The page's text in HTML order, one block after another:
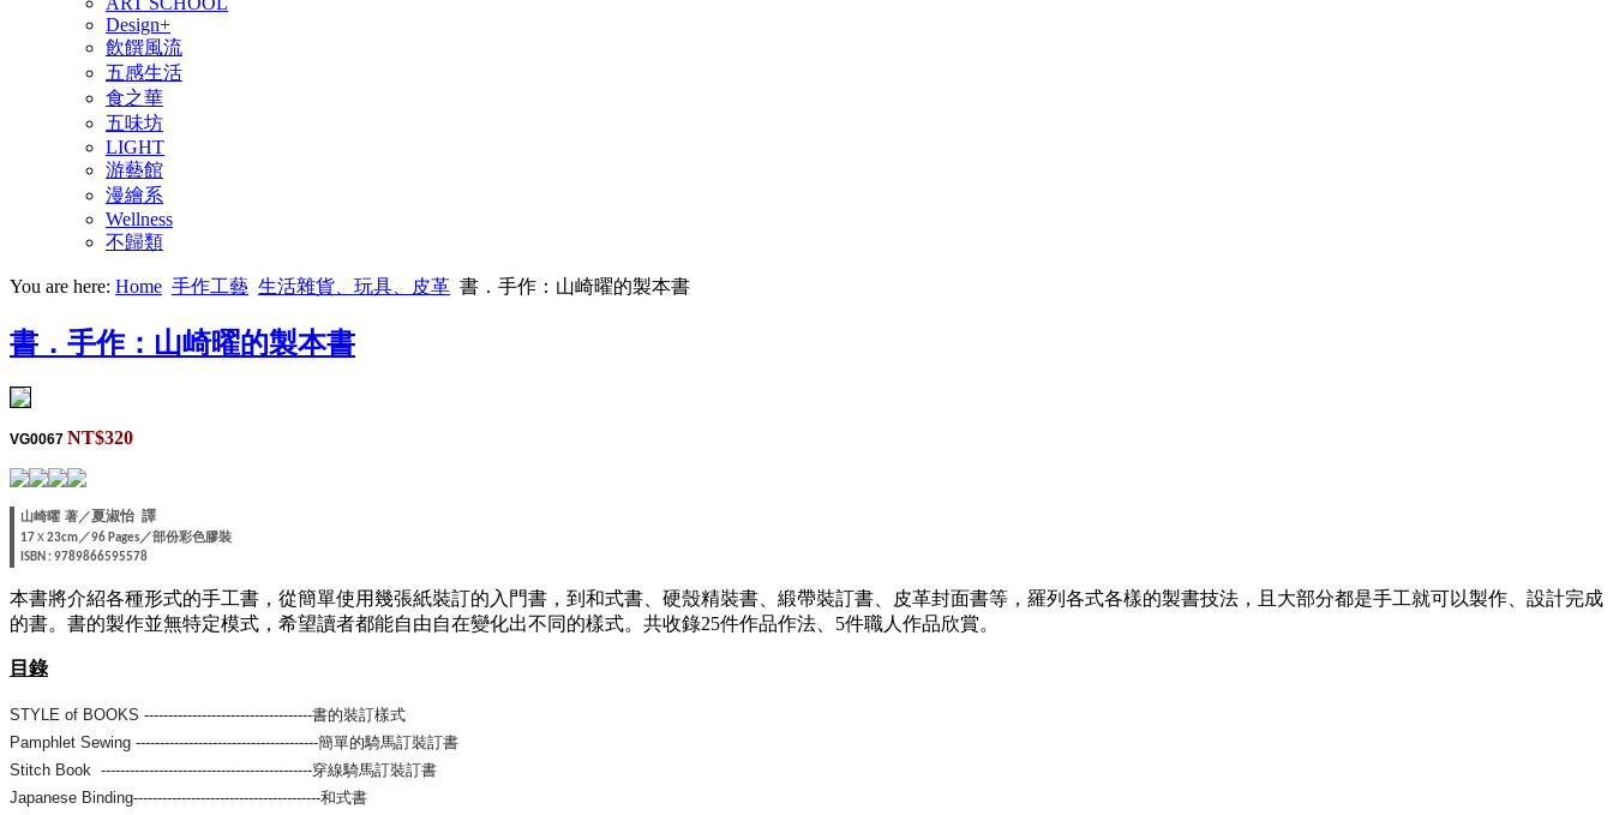
Design+
飲饌風流
五感生活
食之華
五味坊
LIGHT
游藝館
漫繪系
Wellness
不歸類
You are here: Home 手作工藝 生活雜貨、玩具、皮革 書．手作：山崎曜的製本書
書．手作：山崎曜的製本書
VG0067 NT$320
山崎曜 著／夏淑怡 譯
17 X23cm／96 Pages／部份彩色膠裝
ISBN : 9789866595578
本書將介紹各種形式的手工書，從簡單使用幾張紙裝訂的入門書，到和式書、硬殼精裝書、緞帶裝訂書、皮革封面書等，羅列各式各樣的製書技法，且大部分都是手工就可以製作、設計完成
的書。書的製作並無特定模式，希望讀者都能自由自在變化出不同的樣式。共收錄25件作品作法、5件職人作品欣賞。
目錄
STYLE of BOOKS -----------------------------------書的裝訂樣式
Pamphlet Sewing --------------------------------------簡單的騎馬訂裝訂書
Stitch Book --------------------------------------------穿線騎馬訂裝訂書
Japanese Binding---------------------------------------和式書